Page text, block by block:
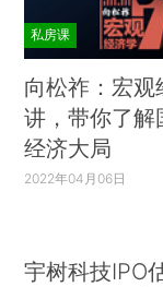
私房课
向松祚：宏观
讲，带你了解
经济大局
2022年04月06日
宇树科技IPO